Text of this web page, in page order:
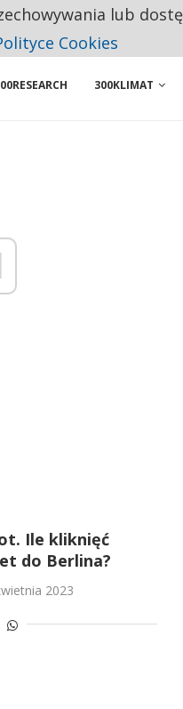
Z POLSKI
300KLIMAT
Ile kliknięć
do Berlina?
2023
lub
Cookies